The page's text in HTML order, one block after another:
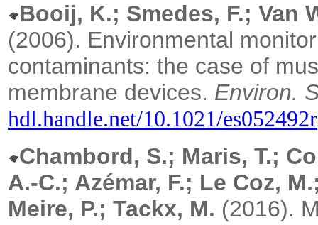
Booij, K.; Smedes, F.; Van
(2006). Environmental
contaminants: the case of
membrane devices. Environ.
hdl.handle.net/10.1021/es052492r
Chambord, S.; Maris, T.;
A.-C.; Azémar, F.; Le Coz,
Meire, P.; Tackx, M. (2016).